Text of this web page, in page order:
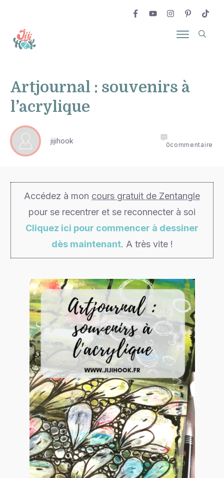
Artjournal : souvenirs à
l’acrylique
jijihook 0commentaire
Accédez à mon cours gratuit de Zentangle
pour se recentrer et se reconnecter à soi
Cliquez ici pour commencer à dessiner
dès maintenant. A très vite !